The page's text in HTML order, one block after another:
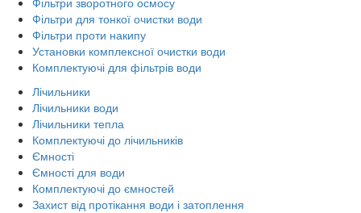
Фільтри для тонкої очистки води
Фільтри проти накипу
Установки комплексної очистки води
Комплектуючі для фільтрів води
Лічильники
Лічильники води
Лічильники тепла
Комплектуючі до лічильників
Ємності
Ємності для води
Комплектуючі до ємностей
Захист від протікання води і затоплення